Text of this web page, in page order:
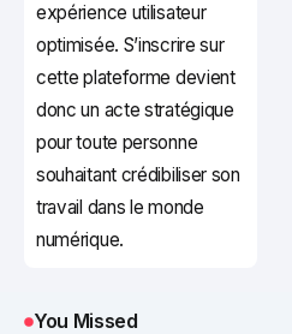
expérience utilisateur
optimisée. S’inscrire sur
cette plateforme devient
donc un acte stratégique
pour toute personne
souhaitant crédibiliser son
travail dans le monde
numérique.
You Missed